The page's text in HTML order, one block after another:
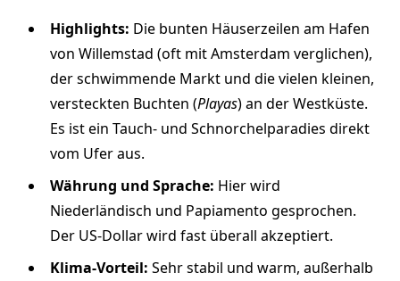
Highlights: Die bunten Häuserzeilen am Hafen
von Willemstad (oft mit Amsterdam verglichen),
der schwimmende Markt und die vielen kleinen,
versteckten Buchten (Playas) an der Westküste.
Es ist ein Tauch- und Schnorchelparadies direkt
vom Ufer aus.
Währung und Sprache: Hier wird
Niederländisch und Papiamento gesprochen.
Der US-Dollar wird fast überall akzeptiert.
Klima-Vorteil: Sehr stabil und warm, außerhalb